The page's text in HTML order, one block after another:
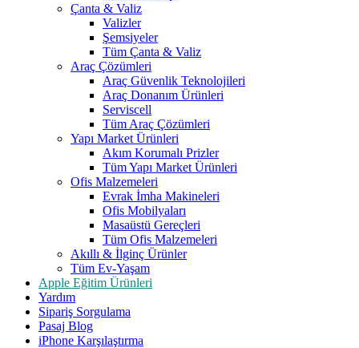
Çanta & Valiz
Valizler
Şemsiyeler
Tüm Çanta & Valiz
Araç Çözümleri
Araç Güvenlik Teknolojileri
Araç Donanım Ürünleri
Serviscell
Tüm Araç Çözümleri
Yapı Market Ürünleri
Akım Korumalı Prizler
Tüm Yapı Market Ürünleri
Ofis Malzemeleri
Evrak İmha Makineleri
Ofis Mobilyaları
Masaüstü Gereçleri
Tüm Ofis Malzemeleri
Akıllı & İlginç Ürünler
Tüm Ev-Yaşam
Apple Eğitim Ürünleri
Yardım
Sipariş Sorgulama
Pasaj Blog
iPhone Karşılaştırma